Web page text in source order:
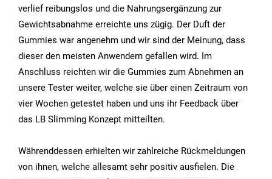
verlief reibungslos und die Nahrungsergänzung zur
Gewichtsabnahme erreichte uns zügig. Der Duft der
Gummies war angenehm und wir sind der Meinung, dass
dieser den meisten Anwendern gefallen wird. Im
Anschluss reichten wir die Gummies zum Abnehmen an
unsere Tester weiter, welche sie über einen Zeitraum von
vier Wochen getestet haben und uns ihr Feedback über
das LB Slimming Konzept mitteilten.
Währenddessen erhielten wir zahlreiche Rückmeldungen
von ihnen, welche allesamt sehr positiv ausfielen. Die